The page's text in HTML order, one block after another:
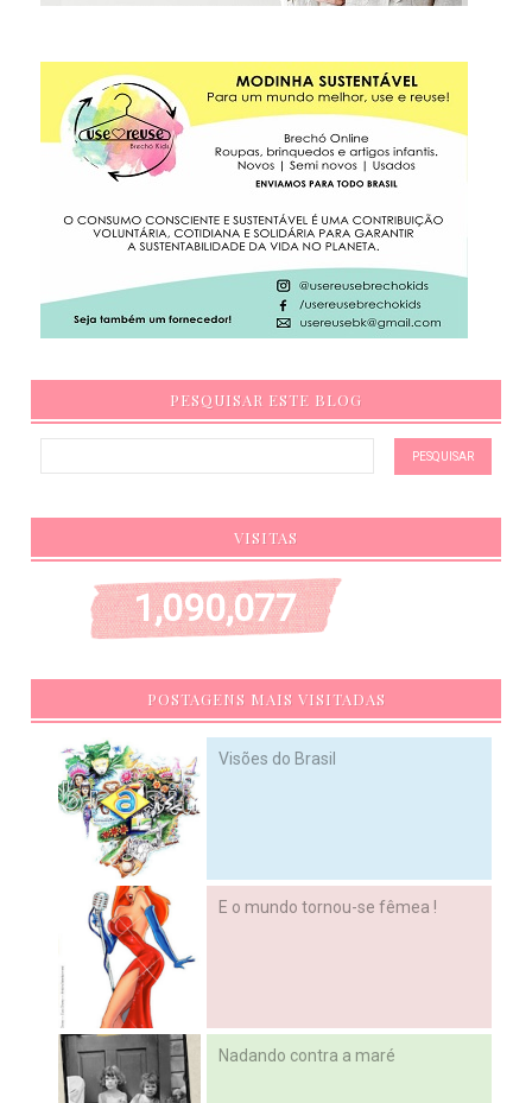
PESQUISAR ESTE BLOG
VISITAS
1,090,077
POSTAGENS MAIS VISITADAS
Visões do Brasil
E o mundo tornou-se fêmea !
Nadando contra a maré